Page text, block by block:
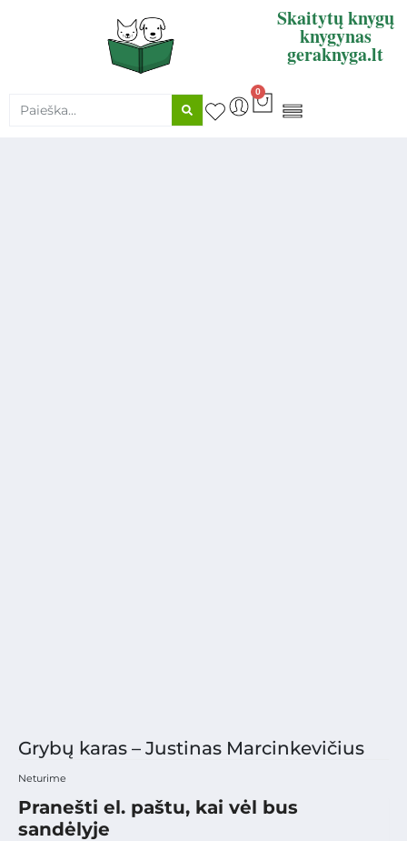
Skaitytų knygų
knygynas
geraknyga.lt
0
Grybų karas – Justinas Marcinkevičius
Neturime
Pranešti el. paštu, kai vėl bus
sandėlyje